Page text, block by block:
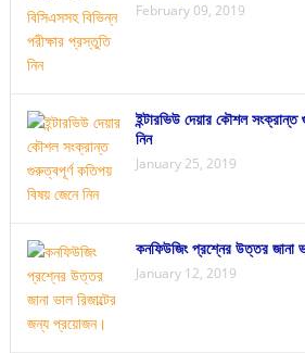
February 09, 2019
ইন্টারভিউ দেয়ার কৌশল
নিন
January 25, 2019
কনফিউজিং প্রশ্নের উত্তর জানা
January 12, 2019